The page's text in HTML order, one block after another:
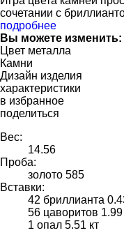
сочетании с
подробнее
Вы можете изменить:
Цвет металла
Камни
Дизайн изделия
характеристики
в избранное
поделиться
Вес:
14.56
Проба:
золото 585
Вставки:
42 бриллианта
56 цаворитов 1.99
1 опал 5.51 кт